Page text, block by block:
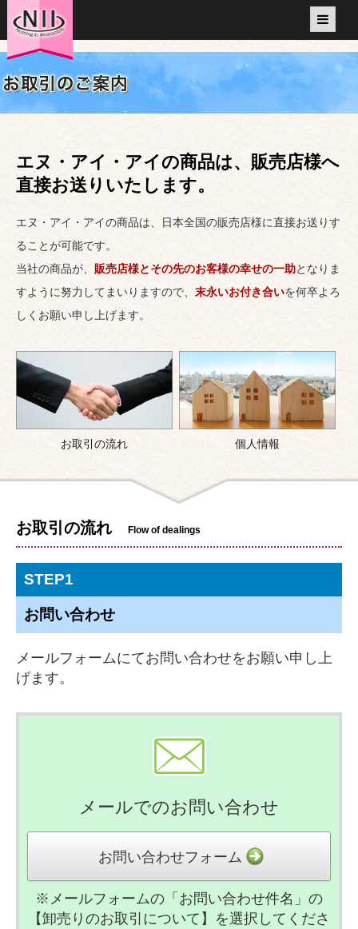
エヌ・アイ・アイの商品は、販売店様へ
直接お送りいたします。
エヌ・アイ・アイの商品は、日本全国の販売店様に直接お送りす
ることが可能です。
当社の商品が、
販売店様とその先のお客様の幸せの一助となりま
すように努力してまいりますので、末永いお付き合いを何卒よろ
しくお願い申し上げます。
お取引の流れ 個人情報
お取引の流れ Flow of dealings
STEP1
お問い合わせ
メールフォームにてお問い合わせをお願い申し上
げます。
メールでのお問い合わせ
お問い合わせフォーム
※メールフォームの「お問い合わせ件名」の
【卸売りのお取引について】を選択してくださ